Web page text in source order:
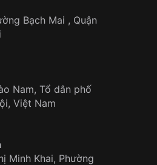
xác nhận đơn hàng thành
khách hàng
hàng trong suốt quá
Bạch Mai , Quận
Nam, Tổ dân phố
Việt Nam
Minh Khai, Phường